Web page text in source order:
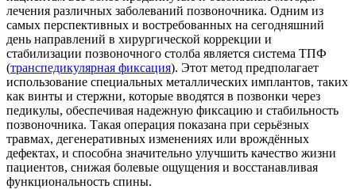
лечения различных заболеваний позвоночника. Одним из
самых перспективных и востребованных на сегодняшний
день направлений в хирургической коррекции и
стабилизации позвоночного столба является система ТПФ
(транспедикулярная фиксация). Этот метод предполагает
использование специальных металлических имплантов, таких
как винты и стержни, которые вводятся в позвонки через
педикулы, обеспечивая надежную фиксацию и стабильность
позвоночника. Такая операция показана при серьёзных
травмах, дегенеративных изменениях или врождённых
дефектах, и способна значительно улучшить качество жизни
пациентов, снижая болевые ощущения и восстанавливая
функциональность спины.